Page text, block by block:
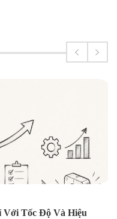
Với Tốc Độ Và Hiệu